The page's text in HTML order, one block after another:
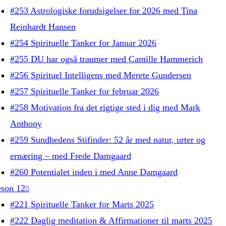
#253 Astrologiske forudsigelser for 2026 med Tina
Reinhardt Hansen
#254 Spirituelle Tanker for Januar 2026
#255 DU har også traumer med Camille Hammerich
#256 Spirituel Intelligens med Merete Gundersen
#257 Spirituelle Tanker for februar 2026
#258 Motivation fra det rigtige sted i dig med Mark
Anthony
#259 Sundhedens Stifinder: 52 år med natur, urter og
ernæring – med Frede Damgaard
#260 Potentialet inden i med Anne Damgaard
12
#221 Spirituelle Tanker for Marts 2025
#222 Daglig meditation & Affirmationer til marts 2025